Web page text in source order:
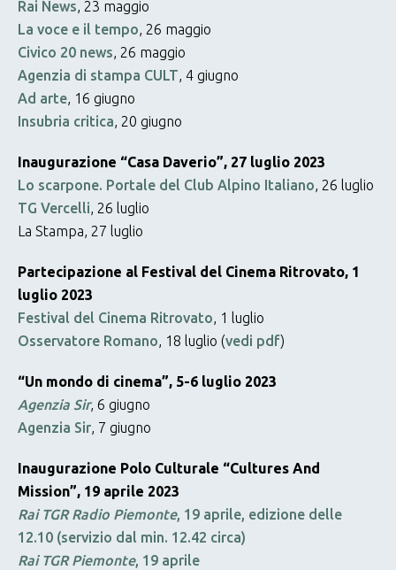
Rai News, 23 maggio
La voce e il tempo, 26 maggio
Civico 20 news, 26 maggio
Agenzia di stampa CULT, 4 giugno
Ad arte, 16 giugno
Insubria critica, 20 giugno
Inaugurazione “Casa Daverio”, 27 luglio 2023
Lo scarpone. Portale del Club Alpino Italiano, 26 luglio
TG Vercelli, 26 luglio
La Stampa, 27 luglio
Partecipazione al Festival del Cinema Ritrovato, 1
luglio 2023
Festival del Cinema Ritrovato, 1 luglio
Osservatore Romano, 18 luglio (vedi pdf)
“Un mondo di cinema”, 5-6 luglio 2023
Agenzia Sir, 6 giugno
Agenzia Sir, 7 giugno
Inaugurazione Polo Culturale “Cultures And
Mission”, 19 aprile 2023
Rai TGR Radio Piemonte, 19 aprile, edizione delle
12.10 (servizio dal min. 12.42 circa)
Rai TGR Piemonte, 19 aprile